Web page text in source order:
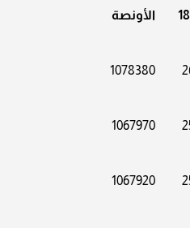
الأونصة
1078380
1067970
1067920